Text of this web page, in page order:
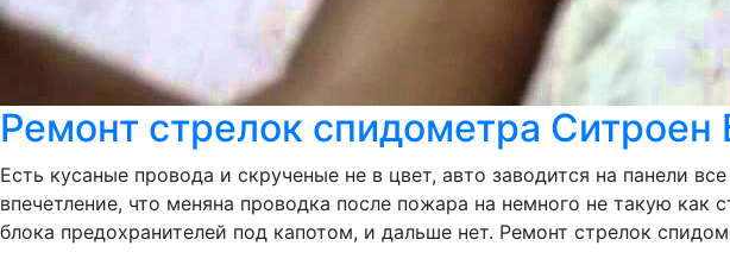
Ремонт стрелок спидометра
Есть кусаные провода и скрученые не в цвет, авто заводится на панели
впечетление, что меняна проводка после пожара на немного не такую
блока предохранителей под капотом, и дальше нет. Ремонт стрелок